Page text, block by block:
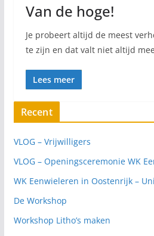
Van de hoge!
Je probeert altijd de meest
te zijn en dat valt niet altijd
Lees meer
Recent
VLOG – Vrijwilligers
VLOG – Openingsceremonie WK
WK Eenwieleren in Oostenrijk –
De Workshop
Workshop Litho’s maken